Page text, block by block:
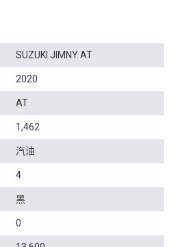
SUZUKI JIMNY AT
2020
AT
1,462
汽油
4
黑
0